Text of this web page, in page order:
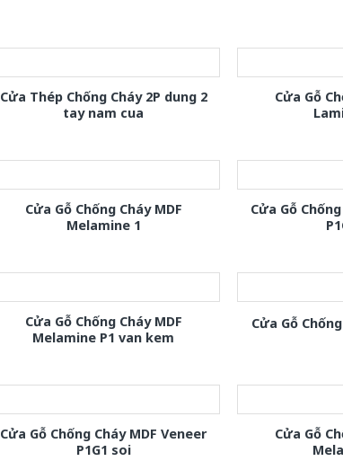
Cửa Thép Chống Cháy 2P dung 2
tay nam cua
Cửa Gỗ
Cửa Gỗ Chống Cháy MDF
Melamine 1
Cửa Gỗ
Cửa Gỗ Chống Cháy MDF
Melamine P1 van kem
Cửa Gỗ
Cửa Gỗ Chống Cháy MDF Veneer
P1G1 soi
Cửa Gỗ